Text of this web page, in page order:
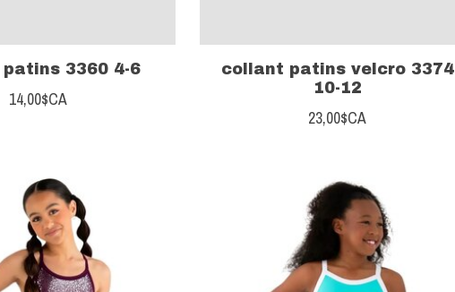
3360 4-6
14,00$CA
collant patins velcro 3374
10-12
23,00$CA